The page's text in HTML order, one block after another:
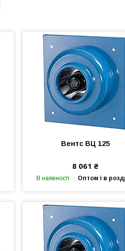
Вентс ВЦ 125
8 061 ₴
В наявності Оптом і в